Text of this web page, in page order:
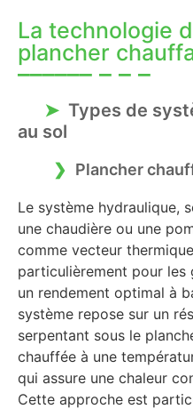
La technologie
plancher
Types de
au sol
Plancher
Le système hydraulique,
une chaudière ou une
comme vecteur
particulièrement pour les
un rendement optimal à
système repose sur un
serpentant sous le
chauffée à une
qui assure une chaleur
Cette approche est